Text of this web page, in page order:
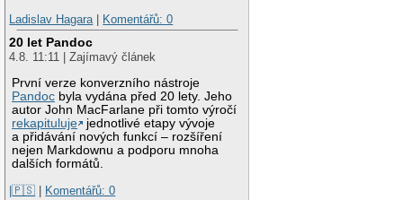
Ladislav Hagara | Komentářů: 0
20 let Pandoc
4.8. 11:11 | Zajímavý článek
První verze konverzního nástroje
Pandoc byla vydána před 20 lety. Jeho
autor John MacFarlane při tomto výročí
rekapituluje
jednotlivé etapy vývoje
a přidávání nových funkcí – rozšíření
nejen Markdownu a podporu mnoha
dalších formátů.
|🇵🇸 | Komentářů: 0